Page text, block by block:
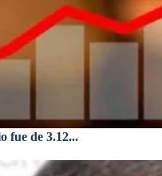
fue de 3.12...